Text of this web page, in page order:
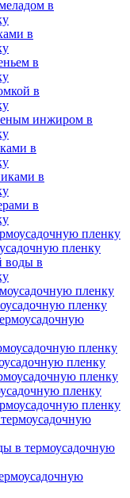
в
в
в
в
инжиром в
в
в
в
пленку
пленку
воды в
пленку
пленку
пленку
пленку
пленку
пленку
пленку
в термоусадочную